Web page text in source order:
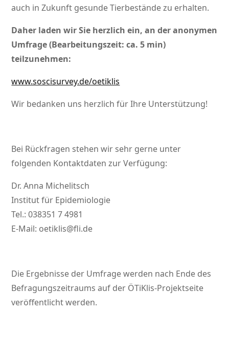
auch in Zukunft gesunde Tierbestände zu erhalten.
Daher laden wir Sie herzlich ein, an der anonymen
Umfrage (Bearbeitungszeit: ca. 5 min)
teilzunehmen:
www.soscisurvey.de/oetiklis
Wir bedanken uns herzlich für Ihre Unterstützung!
Bei Rückfragen stehen wir sehr gerne unter
folgenden Kontaktdaten zur Verfügung:
Dr. Anna Michelitsch
Institut für Epidemiologie
Tel.: 038351 7 4981
E-Mail: oetiklis@fli.de
Die Ergebnisse der Umfrage werden nach Ende des
Befragungszeitraums auf der ÖTiKlis-Projektseite
veröffentlicht werden.